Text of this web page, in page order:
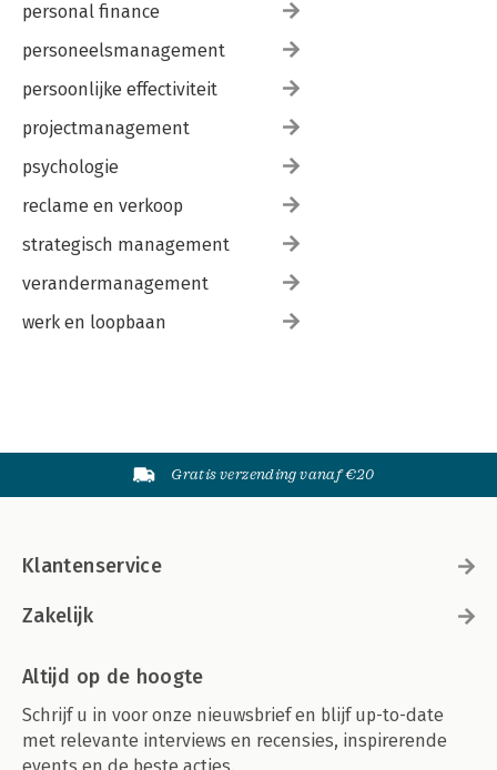
personal finance
personeelsmanagement
persoonlijke effectiviteit
projectmanagement
psychologie
reclame en verkoop
strategisch management
verandermanagement
werk en loopbaan
Gratis verzending vanaf €20
Klantenservice
Zakelijk
Altijd op de hoogte
Schrijf u in voor onze nieuwsbrief en blijf up-to-date
met relevante interviews en recensies, inspirerende